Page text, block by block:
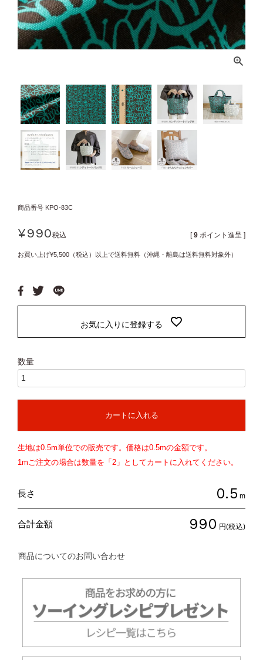
商品番号 KPO-83C
¥990税込 [ 9 ポイント進呈 ]
お買い上げ¥5,500（税込）以上で送料無料（沖縄・離島は送料無料対象外）
お気に入りに登録する
カートに入れる
生地は0.5m単位での販売です。価格は0.5mの金額です。
1mご注文の場合は数量を「2」としてカートに入れてください。
長さ 0.5 m
合計金額 990 円(税込)
商品についてのお問い合わせ